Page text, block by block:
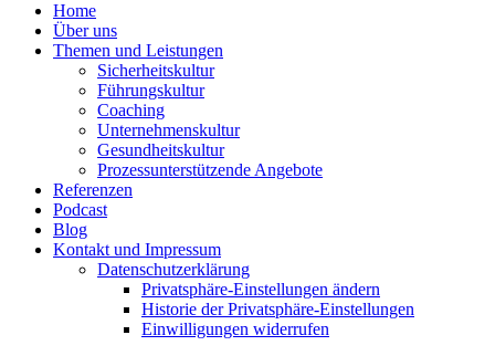
Home
Über uns
Themen und Leistungen
Sicher­heits­kultur
Führungs­kultur
Coaching
Unter­neh­mens­kultur
Gesund­heits­kultur
Prozess­un­ter­stüt­zende Angebote
Referenzen
Podcast
Blog
Kontakt und Impressum
Daten­schutz­er­klärung
Privat­sphäre-Einstel­lungen ändern
Historie der Privat­sphäre-Einstel­lungen
Einwil­li­gungen wider­rufen